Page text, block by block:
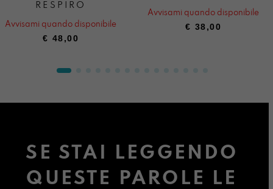
RESPIRO
Avvisami quando disponibile
€ 48,00
Avvisami quando disponibile
€ 38,00
SE STAI LEGGENDO
QUESTE PAROLE LE